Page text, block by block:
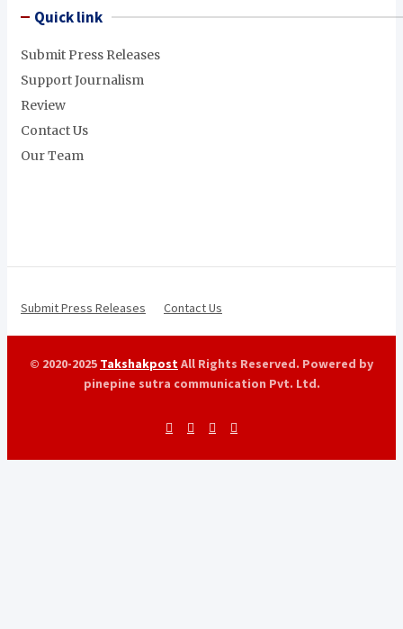
Quick link
Submit Press Releases
Support Journalism
Review
Contact Us
Our Team
Submit Press Releases Contact Us
© 2020-2025 TakshakpostAll Rights Reserved. Powered by
pinepine sutra communication Pvt. Ltd.